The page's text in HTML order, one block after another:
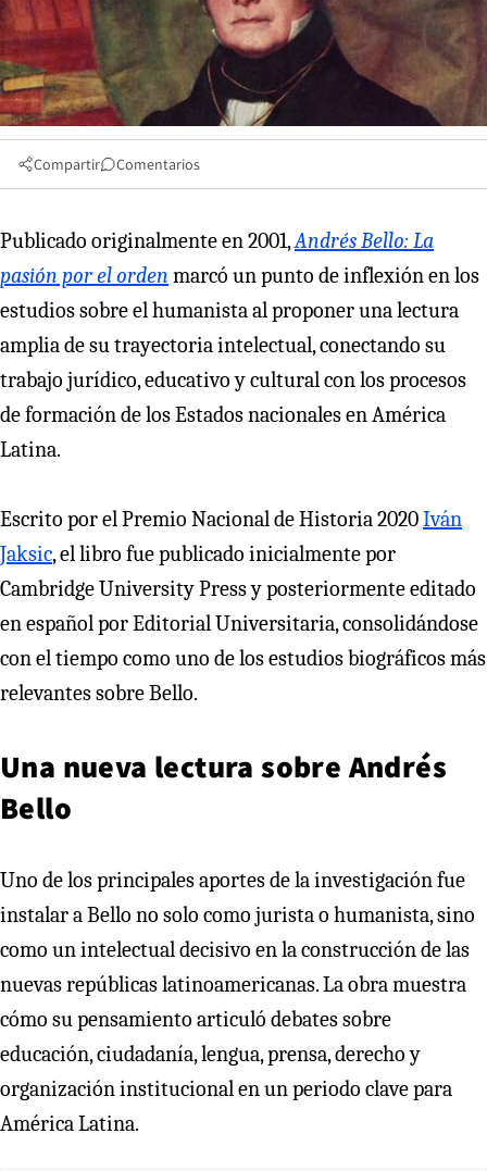
Compartir Comentarios
Publicado originalmente en 2001,Andrés Bello: La
pasión por el orden marcó un punto de inflexión en los
estudios sobre el humanista al proponer una lectura
amplia de su trayectoria intelectual, conectando su
trabajo jurídico, educativo y cultural con los procesos
de formación de los Estados nacionales en América
Latina.
Escrito por el Premio Nacional de Historia 2020Iván
Jaksic, el libro fue publicado inicialmente por
Cambridge University Press y posteriormente editado
en español por Editorial Universitaria, consolidándose
con el tiempo como uno de los estudios biográficos más
relevantes sobre Bello.
Una nueva lectura sobre Andrés
Bello
Uno de los principales aportes de la investigación fue
instalar a Bello no solo como jurista o humanista, sino
como un intelectual decisivo en la construcción de las
nuevas repúblicas latinoamericanas. La obra muestra
cómo su pensamiento articuló debates sobre
educación, ciudadanía, lengua, prensa, derecho y
organización institucional en un periodo clave para
América Latina.